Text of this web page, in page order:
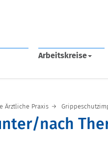
Arbeitskreise
Ärztliche Praxis
nach